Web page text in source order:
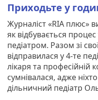
Приходьте у
Журналіст «RIA плюс»
як відбувається
педіатром. Разом зі
відправилася у 4-те
лікаря та професійній
сумнівалася, адже
дільничний педіатр